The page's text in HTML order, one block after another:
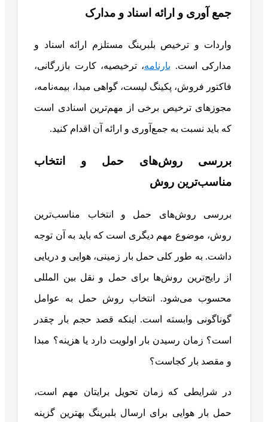
جمع آوری و ارائه اسناد و مدارک
واردات و ترخیص بلبرینگ مستلزم ارائه اسناد و
مدارکی است. بارنامه، ترخیصیه، کارت بازرگانی،
فاکتور فروش، پکینگ لیست، گواهی مبدا، بیمه‌نامه،
مجوزهای ترخیص برخی از مهم‌ترین اسنادی است
که باید نسبت به جمع‌آوری و ارائه آن اقدام کنید.
بررسی روش‌های حمل و انتخاب
مناسب‌ترین روش
بررسی روش‌های حمل و انتخاب مناسب‌ترین
روش‌، موضوع مهم دیگری است که باید به آن توجه
داشت. به طور کلی حمل بار زمینی، هوایی و دریایی
از رایج‌ترین روش‌ها برای حمل و نقل بین المللی
محسوب می‌شود. انتخاب روش حمل به عوامل
گوناگونی وابسته است. اینکه قصد حجم بار چقدر
است؟ زمان رسیدن بار اولویت دارد یا هزینه؟ مبدا
و مقصد بار کجاست؟
در شرایطی که زمان تحویل برایتان مهم است،
حمل بار هوایی برای ارسال بلبرینگ بهترین گزینه